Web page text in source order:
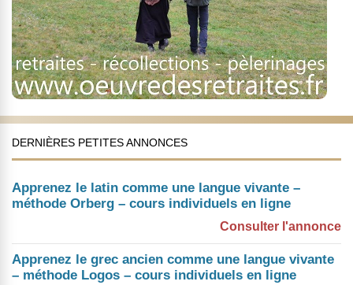
DERNIÈRES PETITES ANNONCES
Apprenez le latin comme une langue vivante –
méthode Orberg – cours individuels en ligne
Consulter l'annonce
Apprenez le grec ancien comme une langue vivante
– méthode Logos – cours individuels en ligne